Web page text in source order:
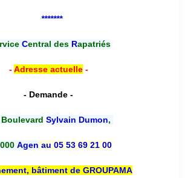
*******
Central desRapatriés
-Adresse actuelle-
- Demande -
Boulevard Sylvain Dumon,
Agen au 05 53 69 21 00
bâtiment de GROUPAMA